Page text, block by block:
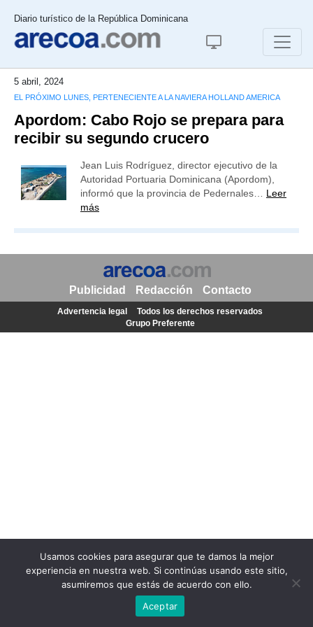
Diario turístico de la República Dominicana
5 abril, 2024
EL PRÓXIMO LUNES, PERTENECIENTE A LA NAVIERA HOLLAND AMERICA
Apordom: Cabo Rojo se prepara para
recibir su segundo crucero
Jean Luis Rodríguez, director ejecutivo de la
Autoridad Portuaria Dominicana (Apordom),
informó que la provincia de Pedernales… Leer
más
Usamos cookies para asegurar que te damos la mejor
experiencia en nuestra web. Si continúas usando este sitio,
asumiremos que estás de acuerdo con ello.
Aceptar
Publicidad Redacción Contacto
Advertencia legal
Todos los derechos reservados
Grupo Preferente